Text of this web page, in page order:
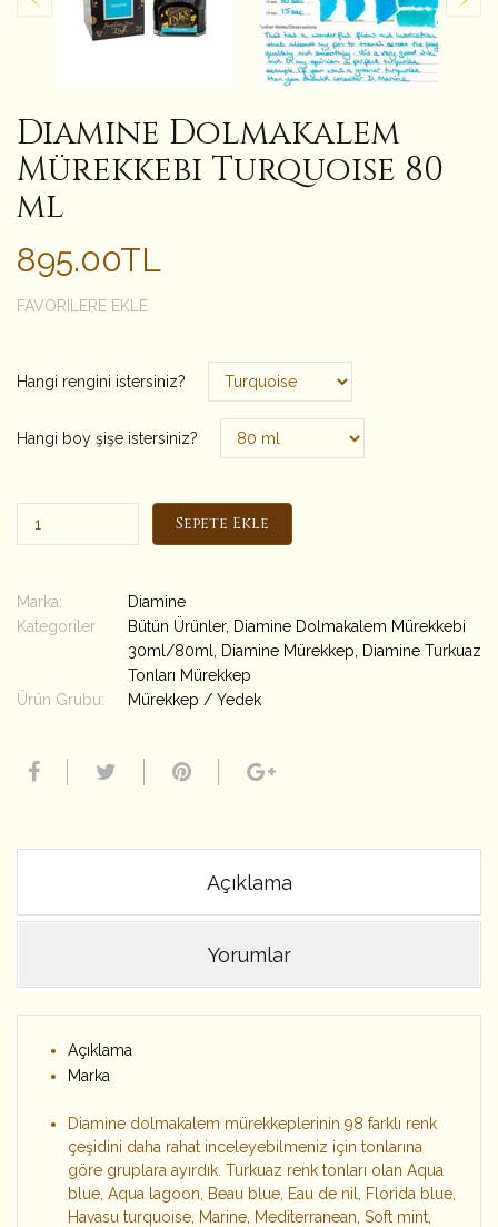
Diamine Dolmakalem
Mürekkebi Turquoise 80
ml
895.00TL
FAVORILERE EKLE
Hangi rengini istersiniz?
Hangi boy şişe istersiniz?
Sepete Ekle
Marka:
Diamine
Kategoriler
Bütün Ürünler, Diamine Dolmakalem Mürekkebi
30ml/80ml
Diamine Mürekkep
Diamine Turkuaz
Tonları Mürekkep
Ürün Grubu:
Mürekkep / Yedek
Açıklama
Yorumlar
Açıklama
Marka
Diamine dolmakalem mürekkeplerinin 98 farklı renk
çeşidini daha rahat inceleyebilmeniz için tonlarına
göre gruplara ayırdık. Turkuaz renk tonları olan Aqua
blue, Aqua lagoon, Beau blue, Eau de nil, Florida blue,
Havasu turquoise, Marine, Mediterranean, Soft mint,